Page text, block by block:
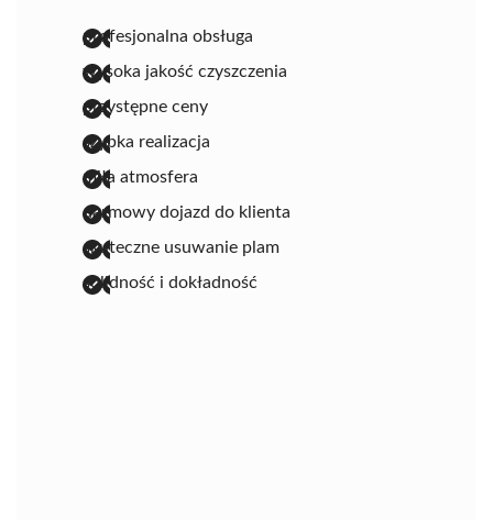
profesjonalna obsługa
wysoka jakość czyszczenia
przystępne ceny
szybka realizacja
miła atmosfera
darmowy dojazd do klienta
skuteczne usuwanie plam
solidność i dokładność